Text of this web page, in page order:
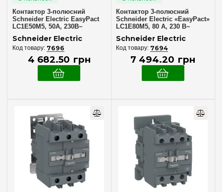
Контактор 3-полюсний
Schneider Electric EasyPact
LC1E50M5, 50А, 230В~
Schneider Electric
7696
4 682.50 грн
Контактор 3-полюсний
Schneider Electric «EasyPact»
LC1E80M5, 80 А, 230 В~
Schneider Electric
7694
7 494.20 грн